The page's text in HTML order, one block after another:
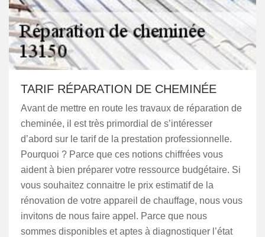
TARIF RÉPARATION DE CHEMINÉE
Avant de mettre en route les travaux de réparation de
cheminée, il est très primordial de s’intéresser
d’abord sur le tarif de la prestation professionnelle.
Pourquoi ? Parce que ces notions chiffrées vous
aident à bien préparer votre ressource budgétaire. Si
vous souhaitez connaitre le prix estimatif de la
rénovation de votre appareil de chauffage, nous vous
invitons de nous faire appel. Parce que nous
sommes disponibles et aptes à diagnostiquer l’état